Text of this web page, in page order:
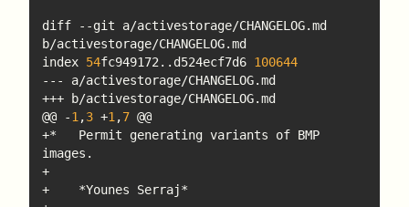
diff --git a/activestorage/CHANGELOG.md
index 54fc949172..d524ecf7d6 100644
@@ -1,3 +1,7
+*   Permit generating variants of BMP